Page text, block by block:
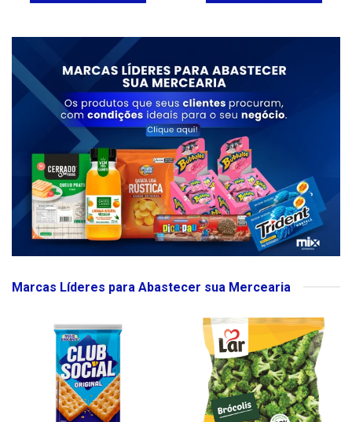
Marcas Líderes para Abastecer sua Mercearia